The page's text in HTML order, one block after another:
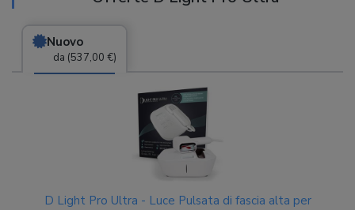
Nuovo
da (537,00 €)
D Light Pro Ultra - Luce Pulsata di fascia alta per